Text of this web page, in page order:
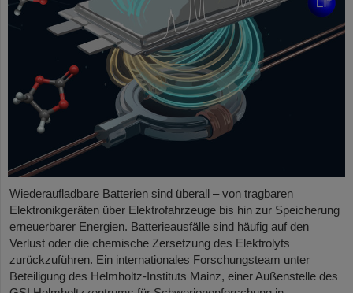
Wiederaufladbare Batterien sind überall – von tragbaren
Elektronikgeräten über Elektrofahrzeuge bis hin zur Speicherung
erneuerbarer Energien. Batterieausfälle sind häufig auf den
Verlust oder die chemische Zersetzung des Elektrolyts
zurückzuführen. Ein internationales Forschungsteam unter
Beteiligung des Helmholtz-Instituts Mainz, einer Außenstelle des